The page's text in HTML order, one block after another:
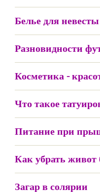
Белье для невесты
Разновидности
Косметика -
Что такое
Питание при
Как убрать живот
Загар в солярии